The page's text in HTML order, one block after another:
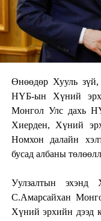
Өнөөдөр Хууль
НҮБ-ын Хүний
Монгол Улс дахь
Хиерден, Хүний
Номхон далайн
бусад албаны
Уулзалтын эхэнд
С.Амарсайхан
Хүний эрхийн дээд